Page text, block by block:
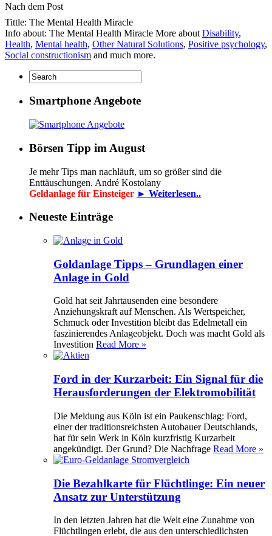
Nach dem Post
Tittle: The Mental Health Miracle
Info about: The Mental Health Miracle More about Disability,
Health, Mental health, Other Natural Solutions, Positive psychology,
Social constructionism and much more.
Smartphone Angebote
Börsen Tipp im August
Je mehr Tips man nachläuft, um so größer sind die
Enttäuschungen. André Kostolany
Geldanlage für Einsteiger ► Weiterlesen..
Neueste Einträge
Goldanlage Tipps – Grundlagen einer
Anlage in Gold
Gold hat seit Jahrtausenden eine besondere
Anziehungskraft auf Menschen. Als Wertspeicher,
Schmuck oder Investition bleibt das Edelmetall ein
faszinierendes Anlageobjekt. Doch was macht Gold als
Investition Read More »
Ford in der Kurzarbeit: Ein Signal für die
Herausforderungen der Elektromobilität
Die Meldung aus Köln ist ein Paukenschlag: Ford,
einer der traditionsreichsten Autobauer Deutschlands,
hat für sein Werk in Köln kurzfristig Kurzarbeit
angekündigt. Der Grund? Die Nachfrage Read More »
Die Bezahlkarte für Flüchtlinge: Ein neuer
Ansatz zur Unterstützung
In den letzten Jahren hat die Welt eine Zunahme von
Flüchtlingen erlebt, die aus den unterschiedlichsten